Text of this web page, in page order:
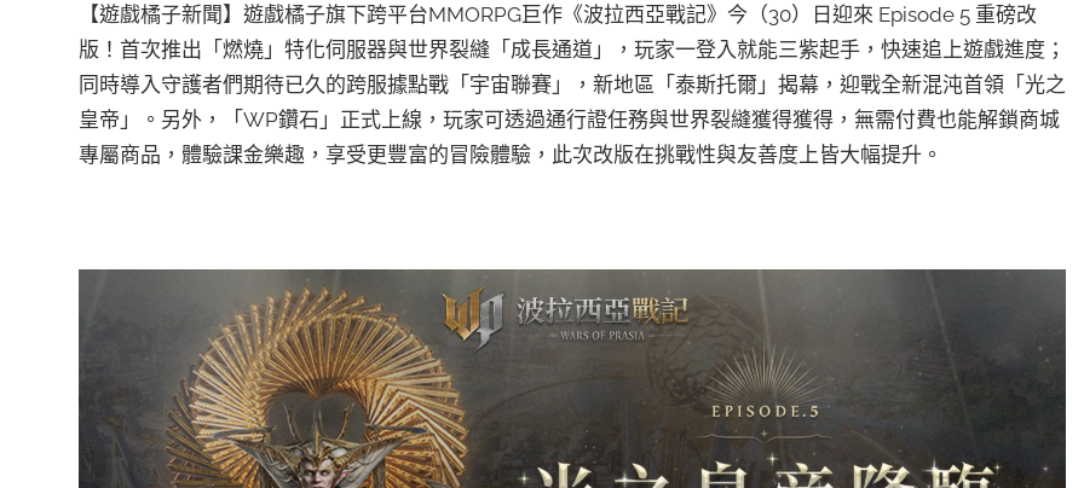
【遊戲橘子新聞】遊戲橘子旗下跨平台MMORPG巨作《波拉西亞戰記》今（30）日迎來 Episode 5 重磅改
版！首次推出「燃燒」特化伺服器與世界裂縫「成長通道」，玩家一登入就能三紫起手，快速追上遊戲進度；
同時導入守護者們期待已久的跨服據點戰「宇宙聯賽」，新地區「泰斯托爾」揭幕，迎戰全新混沌首領「光之
皇帝」。另外，「WP鑽石」正式上線，玩家可透過通行證任務與世界裂縫獲得獲得，無需付費也能解鎖商城
專屬商品，體驗課金樂趣，享受更豐富的冒險體驗，此次改版在挑戰性與友善度上皆大幅提升。